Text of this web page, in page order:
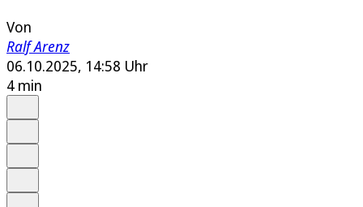
Von
Ralf Arenz
06.10.2025, 14:58 Uhr
4 min